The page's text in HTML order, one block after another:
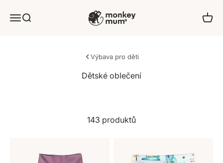
Nabídka
Hledat Monkey Mum Košík
Výbava pro děti
143 produktů